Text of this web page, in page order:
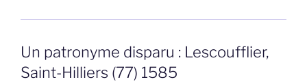
Un patronyme disparu : Lescoufflier,
Saint-Hilliers (77) 1585